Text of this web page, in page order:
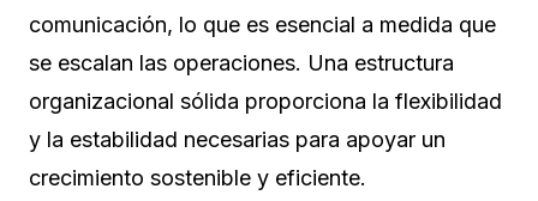
comunicación, lo que es esencial a medida que
se escalan las operaciones. Una estructura
organizacional sólida proporciona la flexibilidad
y la estabilidad necesarias para apoyar un
crecimiento sostenible y eficiente.